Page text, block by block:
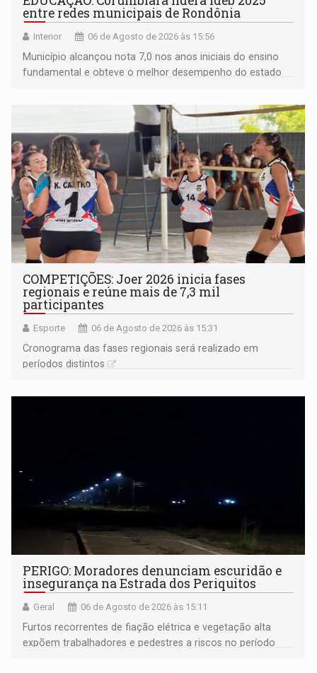
entre redes municipais de Rondônia
Interior 06 de Agosto de 2026 às 15:56
Município alcançou nota 7,0 nos anos iniciais do ensino
fundamental e obteve o melhor desempenho do estado
COMPETIÇÕES: Joer 2026 inicia fases
regionais e reúne mais de 7,3 mil
participantes
Esporte 06 de Agosto de 2026 às 15:31
Cronograma das fases regionais será realizado em
períodos distintos
PERIGO: Moradores denunciam escuridão e
insegurança na Estrada dos Periquitos
Geral 06 de Agosto de 2026 às 15:11
Furtos recorrentes de fiação elétrica e vegetação alta
expõem trabalhadores e pedestres a riscos no período